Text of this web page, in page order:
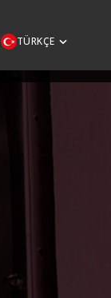
TÜRKÇE